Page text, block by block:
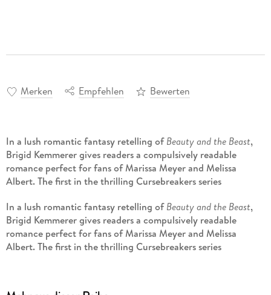
Merken Empfehlen Bewerten
In a lush romantic fantasy retelling ofBeauty and the Beast,
Brigid Kemmerer gives readers a compulsively readable
romance perfect for fans of Marissa Meyer and Melissa
Albert. The first in the thrilling Cursebreakers series
In a lush romantic fantasy retelling ofBeauty and the Beast,
Brigid Kemmerer gives readers a compulsively readable
romance perfect for fans of Marissa Meyer and Melissa
Albert. The first in the thrilling Cursebreakers series